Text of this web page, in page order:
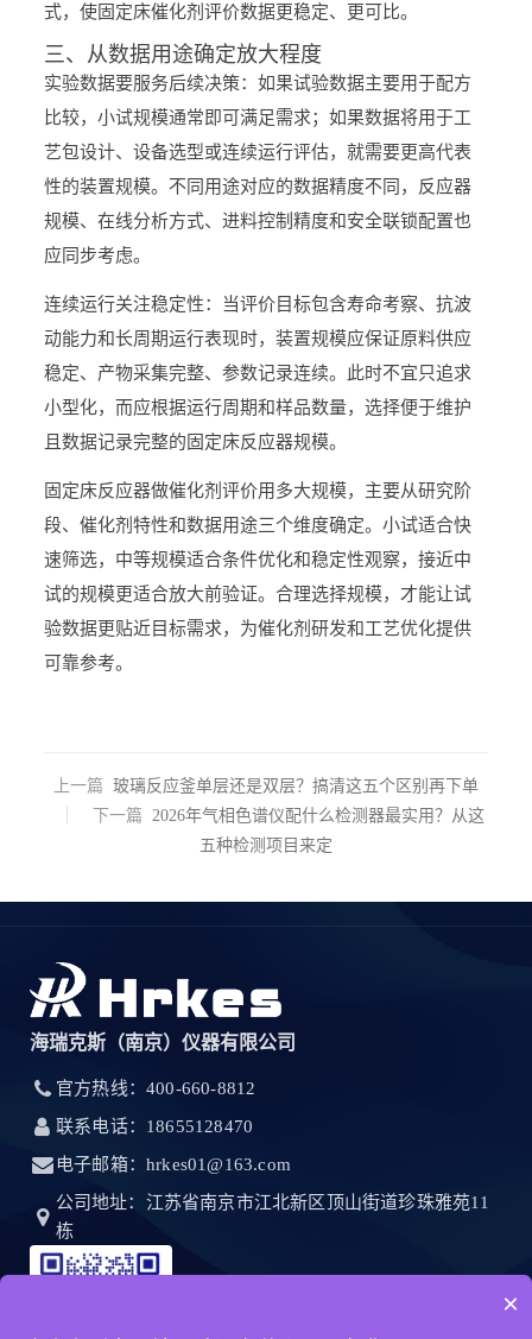
式，使固定床催化剂评价数据更稳定、更可比。
三、从数据用途确定放大程度
实验数据要服务后续决策：如果试验数据主要用于配方
比较，小试规模通常即可满足需求；如果数据将用于工
艺包设计、设备选型或连续运行评估，就需要更高代表
性的装置规模。不同用途对应的数据精度不同，反应器
规模、在线分析方式、进料控制精度和安全联锁配置也
应同步考虑。
连续运行关注稳定性：当评价目标包含寿命考察、抗波
动能力和长周期运行表现时，装置规模应保证原料供应
稳定、产物采集完整、参数记录连续。此时不宜只追求
小型化，而应根据运行周期和样品数量，选择便于维护
且数据记录完整的固定床反应器规模。
固定床反应器做催化剂评价用多大规模，主要从研究阶
段、催化剂特性和数据用途三个维度确定。小试适合快
速筛选，中等规模适合条件优化和稳定性观察，接近中
试的规模更适合放大前验证。合理选择规模，才能让试
验数据更贴近目标需求，为催化剂研发和工艺优化提供
可靠参考。
上一篇 玻璃反应釜单层还是双层？搞清这五个区别再下单
下一篇
2026年气相色谱仪配什么检测器最实用？从这
五种检测项目来定
海瑞克斯（南京）仪器有限公司
官方热线：400-660-8812
联系电话：18655128470
电子邮箱：hrkes01@163.com
公司地址：江苏省南京市江北新区顶山街道珍珠雅苑11
栋
×